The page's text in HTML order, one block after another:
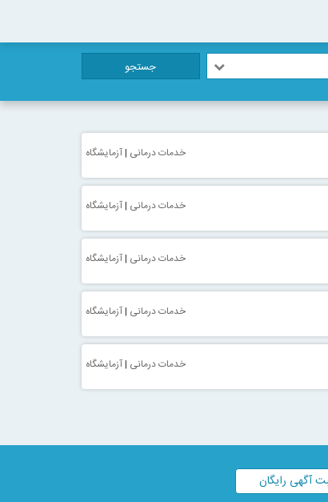
جستجو
خدمات درمانی |آزمایشگاه
خدمات درمانی |آزمایشگاه
خدمات درمانی |آزمایشگاه
خدمات درمانی |آزمایشگاه
خدمات درمانی |آزمایشگاه
آگهی رایگان